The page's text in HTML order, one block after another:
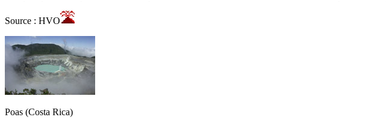
Source : HVO
Poas (Costa Rica)